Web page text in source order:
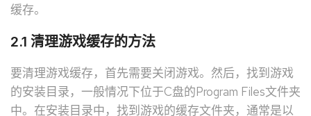
缓存。
2.1 清理游戏缓存的方法
要清理游戏缓存，首先需要关闭游戏。然后，找到游戏
的安装目录，一般情况下位于C盘的Program Files文件夹
中。在安装目录中，找到游戏的缓存文件夹，通常是以